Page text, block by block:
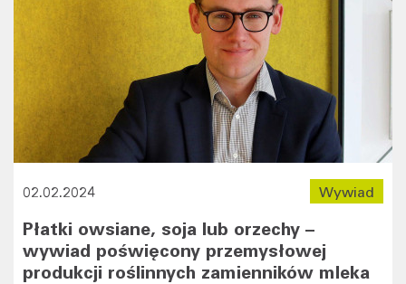
Wywiad
02.02.2024
Płatki owsiane, soja lub orzechy –
wywiad poświęcony przemysłowej
produkcji roślinnych zamienników mleka